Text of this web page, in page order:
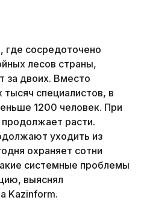
где сосредоточено
лесов страны,
за двоих. Вместо
специалистов, в
1200 человек. При
расти.
уходить из
охраняет сотни
системные проблемы
выяснял
Kazinform.